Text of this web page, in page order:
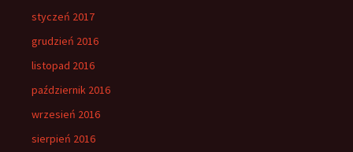
styczeń 2017
grudzień 2016
listopad 2016
październik 2016
wrzesień 2016
sierpień 2016